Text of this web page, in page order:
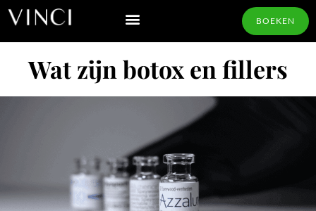
BOEKEN
Wat zijn botox en fillers